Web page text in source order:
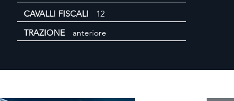
CAVALLI FISCALI
12
TRAZIONE
anteriore